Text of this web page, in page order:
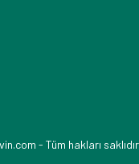
- Tüm hakları